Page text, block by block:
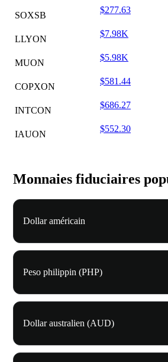
SOXSB
$277.63
LLYON
$7.98K
MUON
$5.98K
COPXON
$581.44
INTCON
$686.27
IAUON
$552.30
Monnaies fiduciaires
Dollar américain
Peso philippin (PHP)
Dollar australien (AUD)